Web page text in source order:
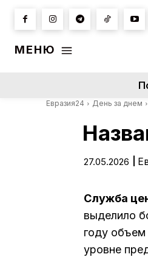
МЕНЮ
Евразия24 День за днем
27.05.2026
Служба
выделило
году объем
уровне